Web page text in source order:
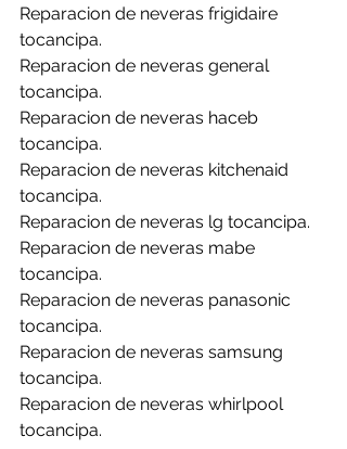
Reparacion de neveras frigidaire
tocancipa.
Reparacion de neveras general
tocancipa.
Reparacion de neveras haceb
tocancipa.
Reparacion de neveras kitchenaid
tocancipa.
Reparacion de neveras lg tocancipa.
Reparacion de neveras mabe
tocancipa.
Reparacion de neveras panasonic
tocancipa.
Reparacion de neveras samsung
tocancipa.
Reparacion de neveras whirlpool
tocancipa.